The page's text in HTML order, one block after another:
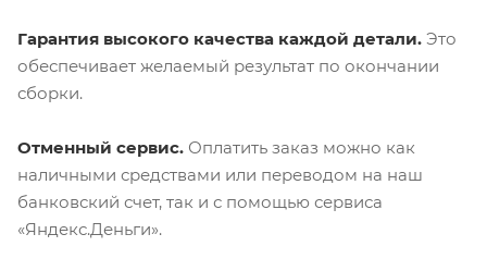
Гарантия высокого качества каждой детали. Это
обеспечивает желаемый результат по окончании
сборки.
Отменный сервис. Оплатить заказ можно как
наличными средствами или переводом на наш
банковский счет, так и с помощью сервиса
«Яндекс.Деньги».